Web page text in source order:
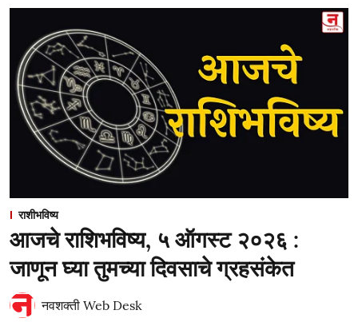
राशीभविष्य
आजचे राशिभविष्य, ५ ऑगस्ट २०२६ :
जाणून घ्या तुमच्या दिवसाचे ग्रहसंकेत
नवशक्ती Web Desk